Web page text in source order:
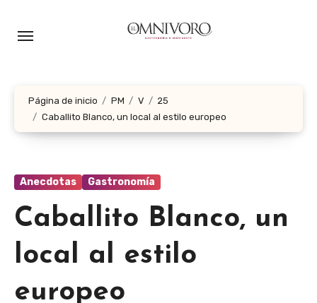
Página de inicio PM V
25
Caballito Blanco, un local al estilo europeo
Anecdotas Gastronomía
Caballito Blanco, un
local al estilo
europeo